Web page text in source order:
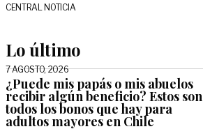
CENTRAL NOTICIA
Lo último
7 AGOSTO, 2026
¿Puede mis papás o mis abuelos
recibir algún beneficio? Estos son
todos los bonos que hay para
adultos mayores en Chile